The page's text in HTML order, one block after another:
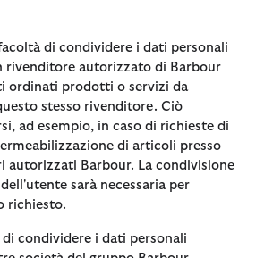
di condividere i dati personali
rivenditore autorizzato di Barbour
ordinati prodotti o servizi da
stesso rivenditore. Ciò
ad esempio, in caso di richieste di
di articoli presso
autorizzati Barbour. La condivisione
sarà necessaria per
richiesto.
condividere i dati personali